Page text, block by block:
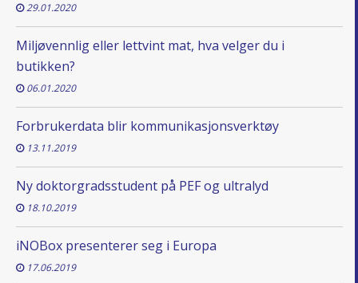
29.01.2020
Miljøvennlig eller lettvint mat, hva velger du i
butikken?
06.01.2020
Forbrukerdata blir kommunikasjonsverktøy
13.11.2019
Ny doktorgradsstudent på PEF og ultralyd
18.10.2019
iNOBox presenterer seg i Europa
17.06.2019